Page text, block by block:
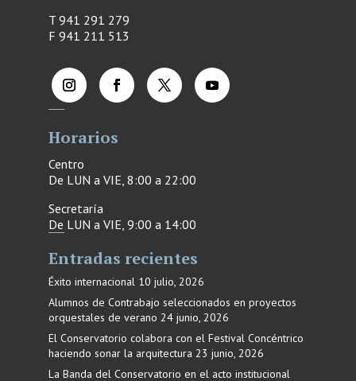
T 941 291 279
F 941 211 513
Horarios
Centro
De LUN a VIE, 8:00 a 22:00
Secretaría
De LUN a VIE, 9:00 a 14:00
Entradas recientes
Éxito internacional 10 julio, 2026
Alumnos de Contrabajo seleccionados en proyectos
orquestales de verano 24 junio, 2026
El Conservatorio colabora con el Festival Concéntrico
haciendo sonar la arquitectura 23 junio, 2026
La Banda del Conservatorio en el acto institucional